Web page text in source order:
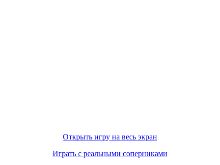
Открыть игру на весь экран
Играть с реальными соперниками